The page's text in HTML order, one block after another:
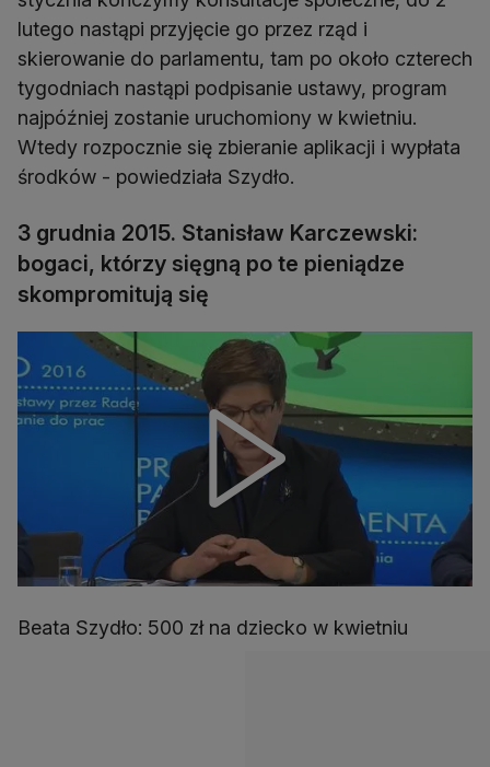
lutego nastąpi przyjęcie go przez rząd i
skierowanie do parlamentu, tam po około czterech
tygodniach nastąpi podpisanie ustawy, program
najpóźniej zostanie uruchomiony w kwietniu.
Wtedy rozpocznie się zbieranie aplikacji i wypłata
środków - powiedziała Szydło.
3 grudnia 2015. Stanisław Karczewski:
bogaci, którzy sięgną po te pieniądze
skompromitują się
Beata Szydło: 500 zł na dziecko w kwietniu